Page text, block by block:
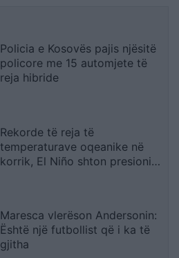
Policia e Kosovës pajis njësitë
policore me 15 automjete të
reja hibride
Rekorde të reja të
temperaturave oqeanike në
korrik, El Niño shton presionin
Maresca vlerëson Andersonin:
Është një futbollist që i ka të
gjitha